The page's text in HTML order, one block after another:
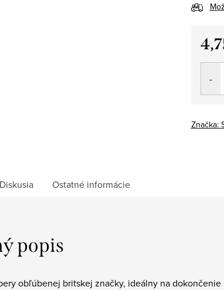
Značka:
Diskusia Ostatné informácie
popis
obľúbenej britskej značky, ideálny na